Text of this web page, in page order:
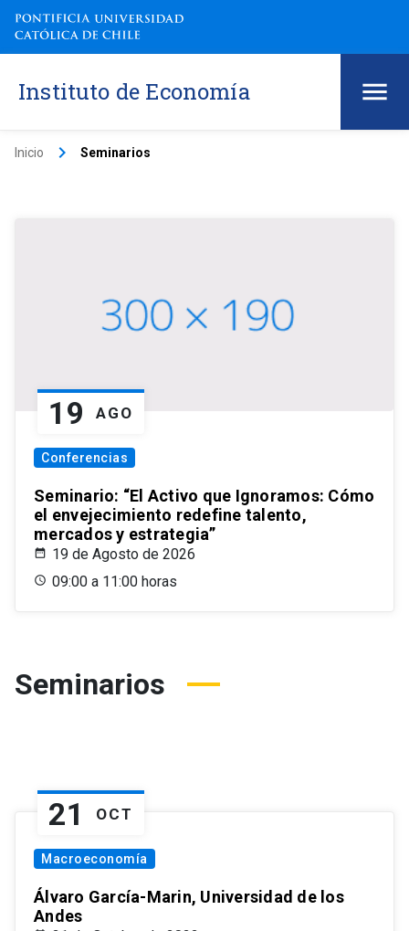
Instituto de Economía
Inicio keyboard_arrow_right Seminarios
19 AGO
Conferencias
Seminario: “El Activo que Ignoramos: Cómo
el envejecimiento redefine talento,
mercados y estrategia”
19 de Agosto de 2026
09:00 a 11:00 horas
Seminarios
21 OCT
Macroeconomía
Álvaro García-Marin, Universidad de los
Andes